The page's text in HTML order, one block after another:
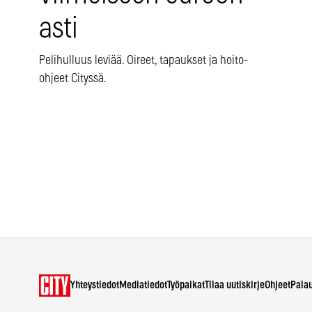
asti
Pelihulluus leviää. Oireet, tapaukset ja hoito-
ohjeet Cityssä.
YhteystiedotMediatiedotTyöpaikatTilaa uutiskirjeOhjeet